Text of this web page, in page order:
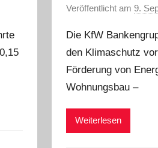
Veröffentlicht am 9.
Die KfW
den Klimaschutz
Förderung von
Wohnungsbau –
Weiterlesen